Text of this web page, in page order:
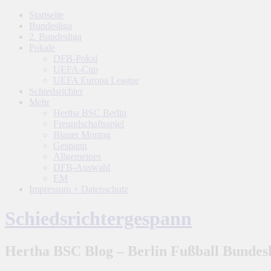
Startseite
Bundesliga
2. Bundesliga
Pokale
DFB-Pokal
UEFA-Cup
UEFA Europa League
Schiedsrichter
Mehr
Hertha BSC Berlin
Freundschaftsspiel
Blauer Montag
Gespann
Allgemeines
DFB-Auswahl
EM
Impressum + Datenschutz
Schiedsrichtergespann
Hertha BSC Blog – Berlin Fußball